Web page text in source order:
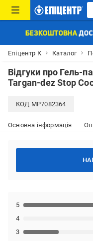
Епіцентр К Каталог
Відгуки про Гель-
Targan-dez Stop
КОД MP7082364
Основна інформація
3
4
5